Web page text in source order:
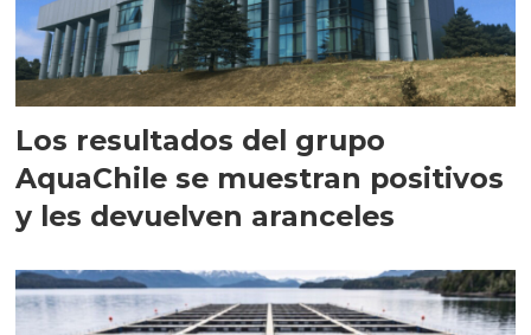
Los resultados del grupo
AquaChile se muestran positivos
y les devuelven aranceles